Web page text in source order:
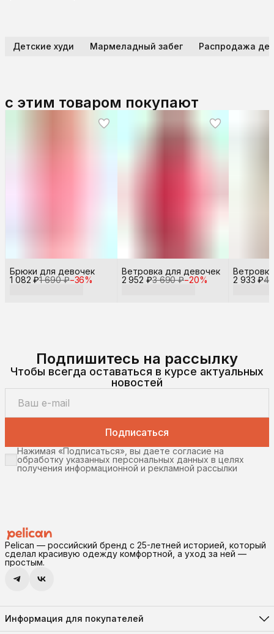
Детские худи Мармеладный забег Распродажа
с этим товаром покупают
1 082 ₽1 690 ₽−36%
Брюки для девочек
2 952 ₽3 690 ₽−20%
Ветровка для девочек
2 933 ₽4
Подпишитесь на рассылку
Чтобы всегда оставаться в курсе актуальных
новостей
Подписаться
Нажимая «Подписаться», вы даете согласие на
обработку указанных персональных данных в целях
получения информационной и рекламной рассылки
Pelican — российский бренд с 25-летней историей, который
сделал красивую одежду комфортной, а уход за ней —
простым.
Информация для покупателей